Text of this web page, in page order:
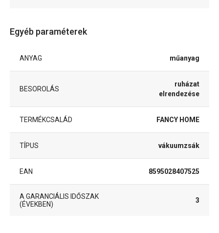
Egyéb paraméterek
ANYAG műanyag
BESOROLÁS
ruházat
elrendezése
TERMÉKCSALÁD FANCY HOME
TÍPUS vákuumzsák
EAN 8595028407525
A GARANCIÁLIS IDŐSZAK
(ÉVEKBEN)
3